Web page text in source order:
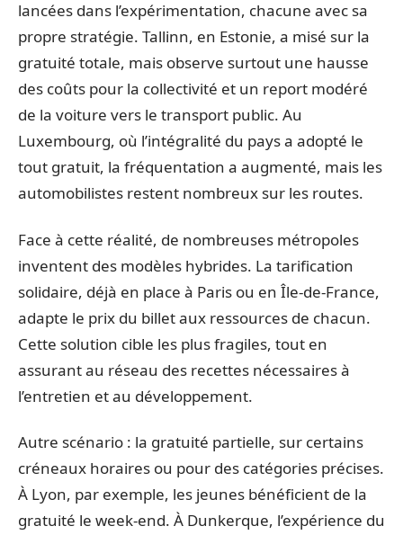
lancées dans l’expérimentation, chacune avec sa
propre stratégie. Tallinn, en Estonie, a misé sur la
gratuité totale, mais observe surtout une hausse
des coûts pour la collectivité et un report modéré
de la voiture vers le transport public. Au
Luxembourg, où l’intégralité du pays a adopté le
tout gratuit, la fréquentation a augmenté, mais les
automobilistes restent nombreux sur les routes.
Face à cette réalité, de nombreuses métropoles
inventent des modèles hybrides. La tarification
solidaire, déjà en place à Paris ou en Île-de-France,
adapte le prix du billet aux ressources de chacun.
Cette solution cible les plus fragiles, tout en
assurant au réseau des recettes nécessaires à
l’entretien et au développement.
Autre scénario : la gratuité partielle, sur certains
créneaux horaires ou pour des catégories précises.
À Lyon, par exemple, les jeunes bénéficient de la
gratuité le week-end. À Dunkerque, l’expérience du